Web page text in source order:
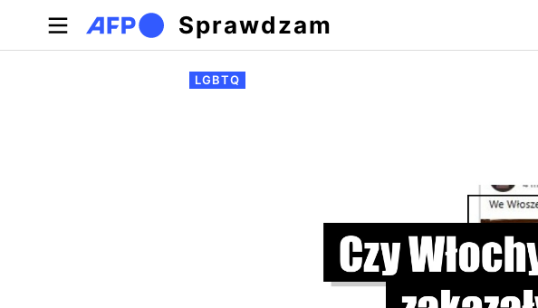
Sprawdzam
Zakładki podstawowe
LGBTQ